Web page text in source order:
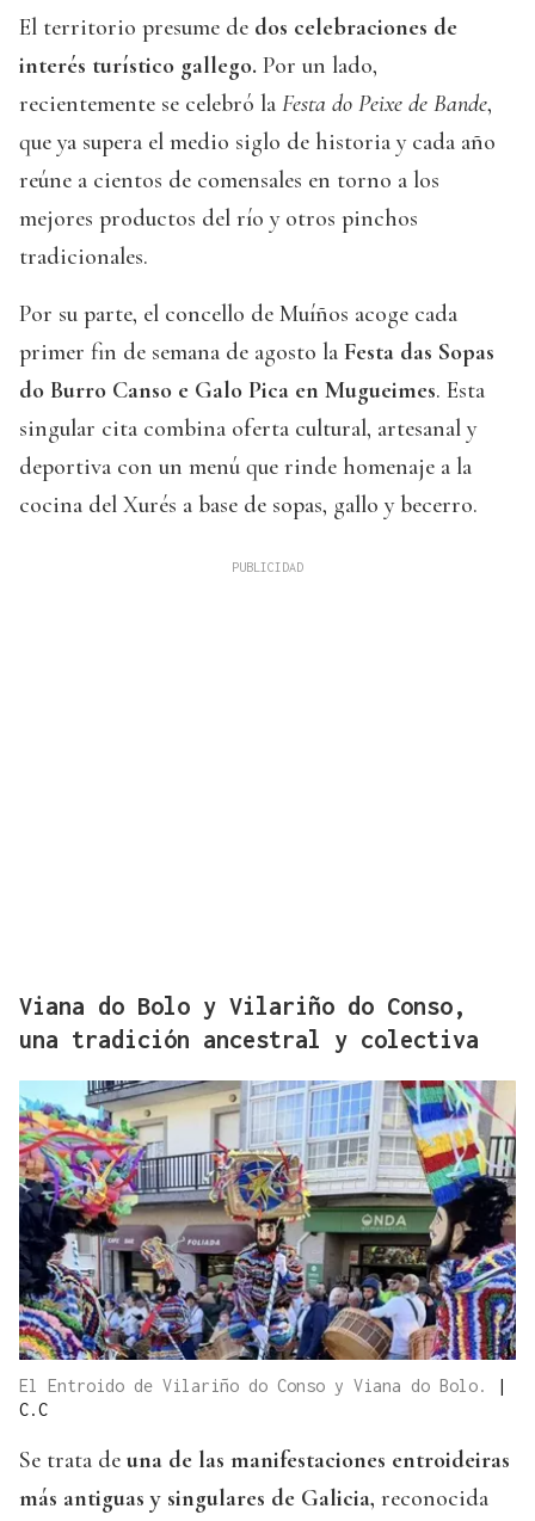
El territorio presume de dos celebraciones de
interés turístico gallego. Por un lado,
recientemente se celebró la Festa do Peixe de Bande,
que ya supera el medio siglo de historia y cada año
reúne a cientos de comensales en torno a los
mejores productos del río y otros pinchos
tradicionales.
Por su parte, el concello de Muíños acoge cada
primer fin de semana de agosto la Festa das Sopas
do Burro Canso e Galo Pica en Mugueimes. Esta
singular cita combina oferta cultural, artesanal y
deportiva con un menú que rinde homenaje a la
cocina del Xurés a base de sopas, gallo y becerro.
Viana do Bolo y Vilariño do Conso,
una tradición ancestral y colectiva
El Entroido de Vilariño do Conso y Viana do Bolo.
|
C.C
Se trata de una de las manifestaciones entroideiras
más antiguas y singulares de Galicia, reconocida